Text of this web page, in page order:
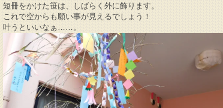
短冊をかけた笹は、しばらく外に飾ります。
これで空からも願い事が見えるでしょう！
叶うといいなぁ……。